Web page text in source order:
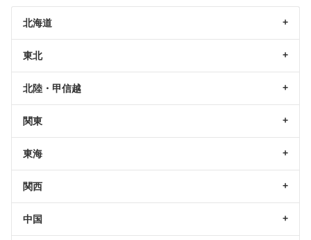
北海道
東北
北陸・甲信越
関東
東海
関西
中国